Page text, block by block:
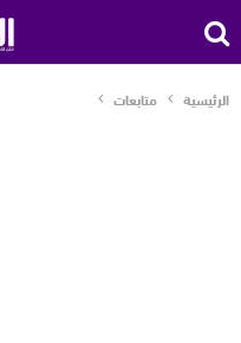
الرئيسية متابعات